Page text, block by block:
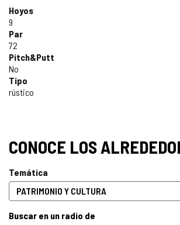
Hoyos
9
Par
72
Pitch&Putt
No
Tipo
rústico
CONOCE LOS
Temática
Buscar en un radio de